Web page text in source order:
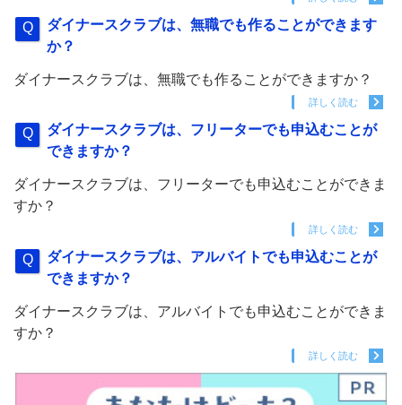
ダイナースクラブは、無職でも作ることができます
か？
ダイナースクラブは、無職でも作ることができますか？
詳しく読む
ダイナースクラブは、フリーターでも申込むことが
できますか？
ダイナースクラブは、フリーターでも申込むことができま
すか？
詳しく読む
ダイナースクラブは、アルバイトでも申込むことが
できますか？
ダイナースクラブは、アルバイトでも申込むことができま
すか？
詳しく読む